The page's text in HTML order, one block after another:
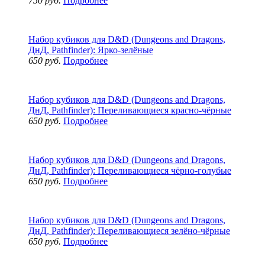
Набор кубиков для D&D (Dungeons and Dragons,
ДнД, Pathfinder): Ярко-зелёные
650 руб. Подробнее
Набор кубиков для D&D (Dungeons and Dragons,
ДнД, Pathfinder): Переливающиеся красно-чёрные
650 руб. Подробнее
Набор кубиков для D&D (Dungeons and Dragons,
ДнД, Pathfinder): Переливающиеся чёрно-голубые
650 руб. Подробнее
Набор кубиков для D&D (Dungeons and Dragons,
ДнД, Pathfinder): Переливающиеся зелёно-чёрные
650 руб. Подробнее